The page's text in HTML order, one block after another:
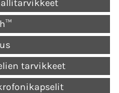
tarvikkeet